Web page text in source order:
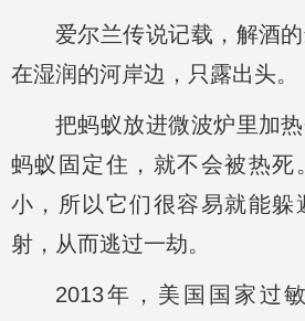
爱尔兰传说记载，解酒
在湿润的河岸边，只露出头。
把蚂蚁放进微波炉里加
蚂蚁固定住，就不会被热死
小，所以它们很容易就能躲
射，从而逃过一劫。
2013年，美国国家过